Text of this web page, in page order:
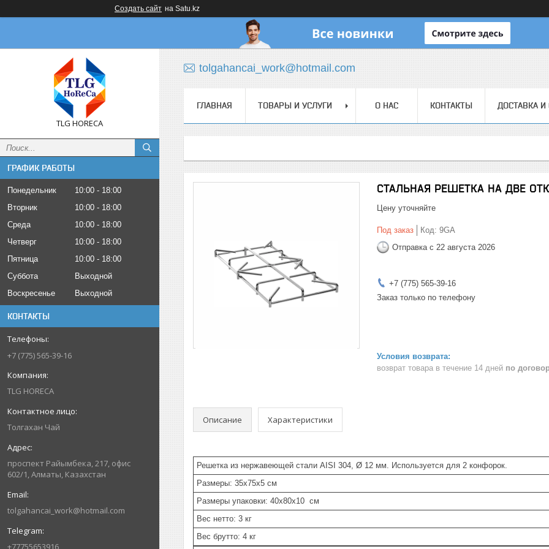
Создать сайт на Satu.kz
TLG HORECA
ГРАФИК РАБОТЫ
Понедельник 10:00
18:00
Вторник
10:00
18:00
Среда
10:00
18:00
Четверг
10:00
18:00
Пятница
10:00
18:00
Суббота
Выходной
Воскресенье
Выходной
КОНТАКТЫ
+7 (775) 565-39-16
TLG HORECA
Толгахан Чай
проспект Райымбека, 217, офис
602/1, Алматы, Казахстан
tolgahancai_work@hotmail.com
+77755653916
tolgahancai_work@hotmail.com
ГЛАВНАЯ ТОВАРЫ И УСЛУГИ О НАС КОНТАКТЫ ДОСТАВКА И
СТАЛЬНАЯ РЕШЕТКА НА ДВЕ
Цену уточняйте
Под заказ Код: 9GA
Отправка с 22 августа 2026
+7 (775) 565-39-16
Заказ только по телефону
возврат товара в течение 14 дней по
Описание Характеристики
Решетка из нержавеющей стали AISI 304, Ø 12 мм. Используется для 2 конфорок.
Размеры: 35x75x5 см
Размеры упаковки: 40x80x10 см
Вес нетто: 3 кг
Вес брутто: 4 кг